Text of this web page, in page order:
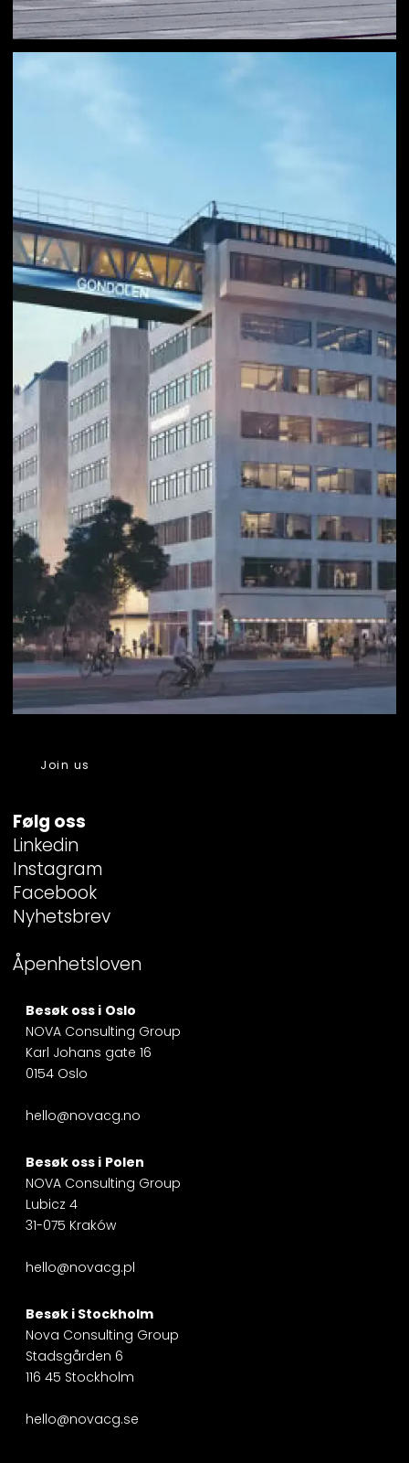
Join us
Følg oss
Linkedin
Instagram
Facebook
Nyhetsbrev
Åpenhetsloven
Besøk oss i Oslo
NOVA Consulting Group
Karl Johans gate 16
0154 Oslo
hello@novacg.no
Besøk oss i Polen
NOVA Consulting Group
Lubicz 4
31-075 Kraków
hello@novacg.pl
Besøk i Stockholm
Nova Consulting Group
Stadsgården 6
116 45 Stockholm
hello@novacg.se